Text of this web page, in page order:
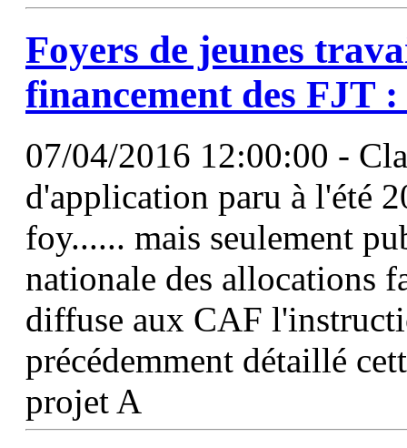
Foyers de jeunes
financement des FJT
07/04/2016 12:00:00 -
d'application paru à l'été
foy...... mais seulement
nationale des allocations
diffuse aux CAF
précédemment détaillé
projet A